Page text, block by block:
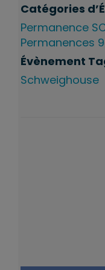
Catégories
Permanence
Permanences
Évènement
Schweighouse